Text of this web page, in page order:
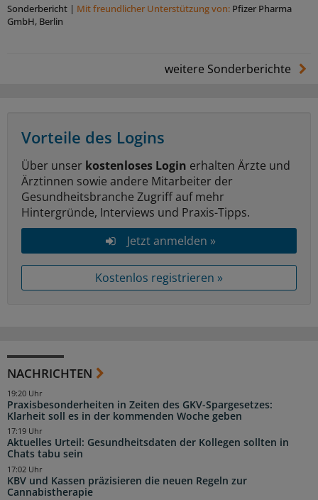
Sonderbericht | Mit freundlicher Unterstützung von: Pfizer Pharma
GmbH, Berlin
weitere Sonderberichte
Vorteile des Logins
Über unser kostenloses Login erhalten Ärzte und
Ärztinnen sowie andere Mitarbeiter der
Gesundheitsbranche Zugriff auf mehr
Hintergründe, Interviews und Praxis-Tipps.
Jetzt anmelden »
Kostenlos registrieren »
NACHRICHTEN
Praxisbesonderheiten in Zeiten des GKV-Spargesetzes:
Klarheit soll es in der kommenden Woche geben
19:20 Uhr
Aktuelles Urteil: Gesundheitsdaten der Kollegen sollten in
Chats tabu sein
17:19 Uhr
KBV und Kassen präzisieren die neuen Regeln zur
Cannabistherapie
17:02 Uhr